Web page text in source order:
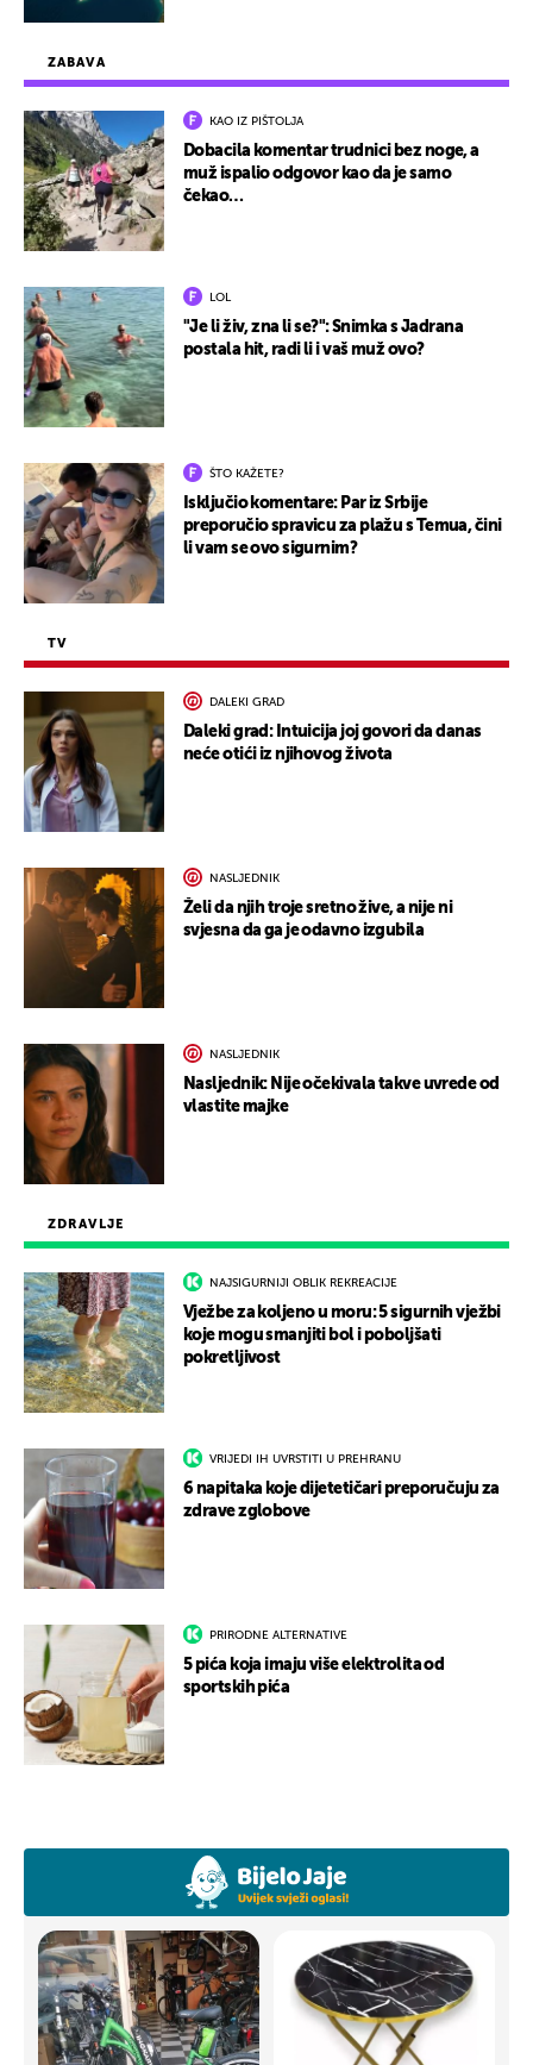
ZDRAVLJE
NAJSIGURNIJI OBLIK REKREACIJE
Vježbe za koljeno u moru: 5 sigurnih vježbi
koje mogu smanjiti bol i poboljšati
pokretljivost
VRIJEDI IH UVRSTITI U PREHRANU
6 napitaka koje dijetetičari preporučuju za
zdrave zglobove
PRIRODNE ALTERNATIVE
5 pića koja imaju više elektrolita od
sportskih pića
ZABAVA
KAO IZ PIŠTOLJA
Dobacila komentar trudnici bez noge, a
muž ispalio odgovor kao da je samo
čekao…
LOL
"Je li živ, zna li se?": Snimka s Jadrana
postala hit, radi li i vaš muž ovo?
ŠTO KAŽETE?
Isključio komentare: Par iz Srbije
preporučio spravicu za plažu s Temua, čini
li vam se ovo sigurnim?
TV
DALEKI GRAD
Daleki grad: Intuicija joj govori da danas
neće otići iz njihovog života
NASLJEDNIK
Želi da njih troje sretno žive, a nije ni
svjesna da ga je odavno izgubila
NASLJEDNIK
Nasljednik: Nije očekivala takve uvrede od
vlastite majke